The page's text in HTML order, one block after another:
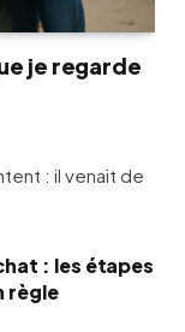
je regarde
: il venait de
: les étapes
règle